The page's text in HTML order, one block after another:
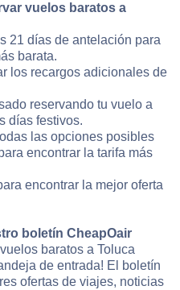
vuelos baratos a
21 días de antelación para
barata.
los recargos adicionales de
reservando tu vuelo a
días festivos.
las opciones posibles
encontrar la tarifa más
encontrar la mejor oferta
boletín CheapOair
baratos a Toluca
de entrada! El boletín
ofertas de viajes, noticias